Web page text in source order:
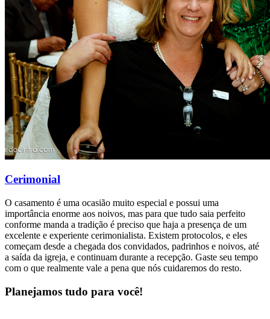
Cerimonial
O casamento é uma ocasião muito especial e possui uma
importância enorme aos noivos, mas para que tudo saia perfeito
conforme manda a tradição é preciso que haja a presença de um
excelente e experiente cerimonialista. Existem protocolos, e eles
começam desde a chegada dos convidados, padrinhos e noivos, até
a saída da igreja, e continuam durante a recepção. Gaste seu tempo
com o que realmente vale a pena que nós cuidaremos do resto.
Planejamos tudo para você!